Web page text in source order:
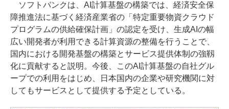
ソフトバンクは、AI計算基盤の構築では、経済安全保
障推進法に基づく経済産業省の「特定重要物資クラウド
プログラムの供給確保計画」の認定を受け、生成AIの幅
広い開発者が利用できる計算資源の整備を行うことで、
国内における開発基盤の構築とサービス提供体制の強靱
化に貢献すると説明。今後、このAI計算基盤の自社グル
ープでの利用をはじめ、日本国内の企業や研究機関に対
してもサービスとして提供する予定としている。